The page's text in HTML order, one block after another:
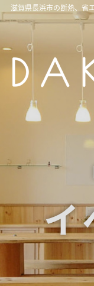
滋賀県長浜市の断熱、省
イ